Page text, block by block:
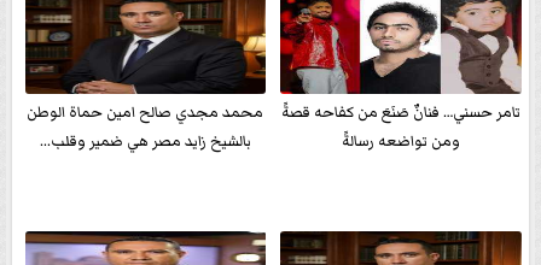
تامر حسني… فنانٌ صَنَعَ من كفاحه قصةً
ومن تواضعه رسالةً
محمد مجدي صالح امين حماة الوطن
بالشيخ زايد مصر هي ضمير وقلب...